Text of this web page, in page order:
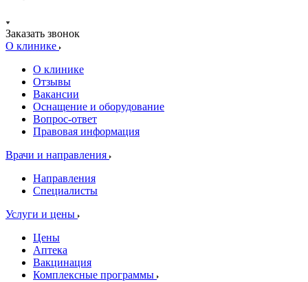
Заказать звонок
О клинике
О клинике
Отзывы
Вакансии
Оснащение и оборудование
Вопрос-ответ
Правовая информация
Врачи и направления
Направления
Специалисты
Услуги и цены
Цены
Аптека
Вакцинация
Комплексные программы